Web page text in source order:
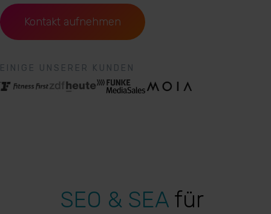
Kontakt aufnehmen
EINIGE UNSERER KUNDEN
SEO & SEA für